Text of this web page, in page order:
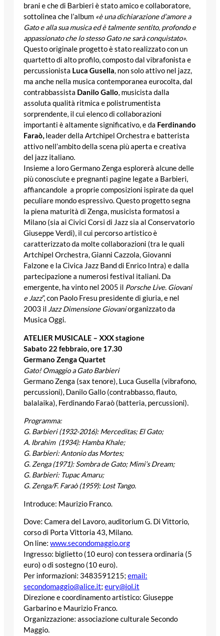
brani e che di Barbieri è stato amico e collaboratore,
sottolinea che l’album «è una dichiarazione d’amore a
Gato e alla sua musica ed è talmente sentito, profondo e
appassionato che lo stesso Gato ne sarà conquistato».
Questo originale progetto è stato realizzato con un
quartetto di alto profilo, composto dal vibrafonista e
percussionista Luca Gusella, non solo attivo nel jazz,
ma anche nella musica contemporanea eurocolta, dal
contrabbassista Danilo Gallo, musicista dalla
assoluta qualità ritmica e polistrumentista
sorprendente, il cui elenco di collaborazioni
importanti è altamente significativo, e da Ferdinando
Faraò, leader della Artchipel Orchestra e batterista
attivo nell’ambito della scena più aperta e creativa
del jazz italiano.
Insieme a loro Germano Zenga esplorerà alcune delle
più conosciute e pregnanti pagine legate a Barbieri,
affiancandole a proprie composizioni ispirate da quel
peculiare mondo espressivo. Questo progetto segna
la piena maturità di Zenga, musicista formatosi a
Milano (sia ai Civici Corsi di Jazz sia al Conservatorio
Giuseppe Verdi), il cui percorso artistico è
caratterizzato da molte collaborazioni (tra le quali
Artchipel Orchestra, Gianni Cazzola, Giovanni
Falzone e la Civica Jazz Band di Enrico Intra) e dalla
partecipazione a numerosi festival italiani. Da
emergente, ha vinto nel 2005 il Porsche Live. Giovani
e Jazz”, con Paolo Fresu presidente di giuria, e nel
2003 il Jazz Dimensione Giovaniorganizzato da
Musica Oggi.
ATELIER MUSICALE – XXX stagione
Sabato 22 febbraio, ore 17.30
Germano Zenga Quartet
Gato! Omaggio a Gato Barbieri
Germano Zenga (sax tenore), Luca Gusella (vibrafono,
percussioni), Danilo Gallo (contrabbasso, flauto,
balalaika), Ferdinando Faraò (batteria, percussioni).
Programma:
G. Barbieri (1932-2016): Merceditas; El Gato;
A. Ibrahim (1934): Hamba Khale;
G. Barbieri: Antonio das Mortes;
G. Zenga (1971): Sombra de Gato; Mimi’s Dream;
G. Barbieri: Tupac Amaru;
G. Zenga/F. Faraò (1959): Lost Tango.
Introduce: Maurizio Franco.
Dove: Camera del Lavoro, auditorium G. Di Vittorio,
corso di Porta Vittoria 43, Milano.
On line: www.secondomaggio.org
Ingresso: biglietto (10 euro) con tessera ordinaria (5
euro) o di sostegno (10 euro).
Per informazioni: 3483591215; email:
secondomaggio@alice.it; eury@iol.it
Direzione e coordinamento artistico: Giuseppe
Garbarino e Maurizio Franco.
Organizzazione: associazione culturale Secondo
Maggio.